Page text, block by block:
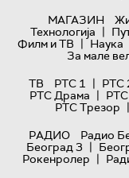
МАГАЗИН
Технологијa |
Филм и ТВ | Наука
За мале
ТВ
РТС 1 | РТС
РТС Драма |
РТС Трезор |
РАДИО
Радио
Београд 3 |
Рокенролер |